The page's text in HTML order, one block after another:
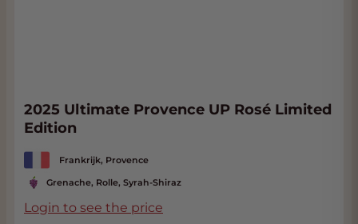
2025 Ultimate Provence UP Rosé Limited
Edition
Frankrijk, Provence
Grenache, Rolle, Syrah-Shiraz
Login to see the price